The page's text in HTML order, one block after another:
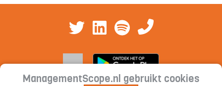
ManagementScope.nl gebruikt cookies